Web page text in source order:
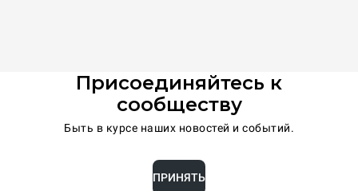
Присоединяйтесь к
сообществу
Быть в курсе наших новостей и событий.
ПРИНЯТЬ